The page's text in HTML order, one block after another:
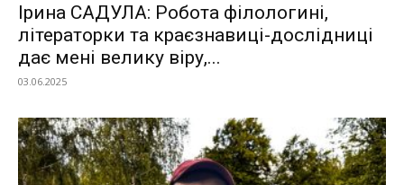
Ірина САДУЛА: Робота філологині,
літераторки та краєзнавиці-дослідниці
дає мені велику віру,...
03.06.2025